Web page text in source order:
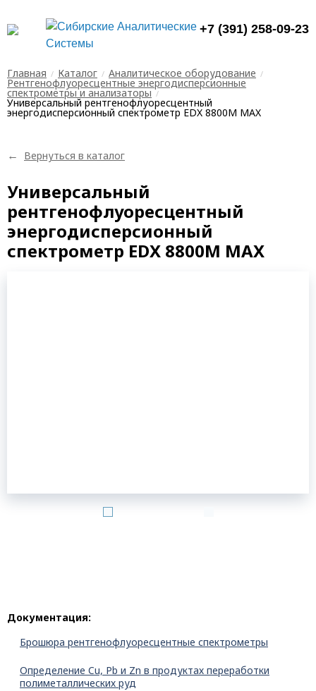
+7 (391) 258-09-23
Главная Каталог Аналитическое оборудование
Рентгенофлуоресцентные энергодисперсионные
спектрометры и анализаторы
Универсальный рентгенофлуоресцентный
энергодисперсионный спектрометр EDX 8800M MAX
← Вернуться в каталог
Универсальный
рентгенофлуоресцентный
энергодисперсионный
спектрометр EDX 8800M MAX
Документация:
Брошюра рентгенофлуоресцентные спектрометры
Определение Cu, Pb и Zn в продуктах переработки
полиметаллических руд